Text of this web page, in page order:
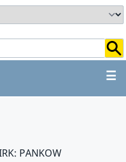
☰
HAUPTBEREICH
PANKOW